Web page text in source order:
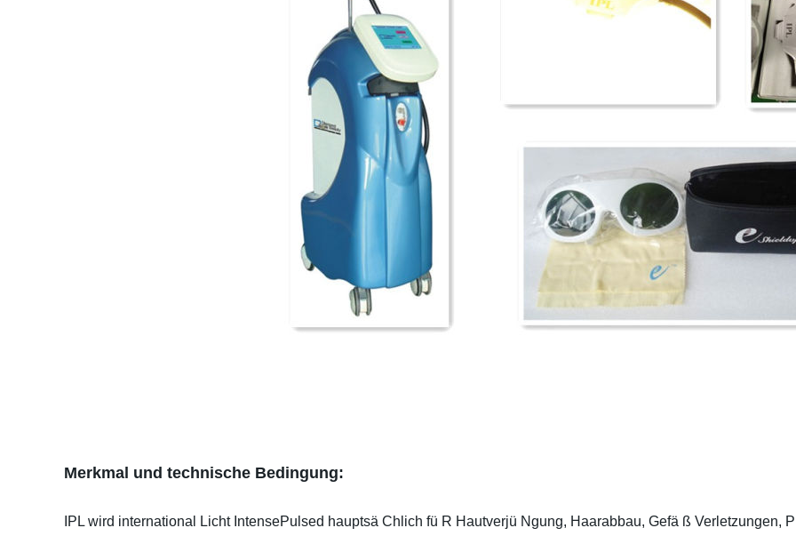
Merkmal und technische Bedingung:
IPL wird international Licht IntensePulsed hauptsä Chlich fü R Hautverjü Ngung, Haarabbau, Gefä ß Verletzungen,